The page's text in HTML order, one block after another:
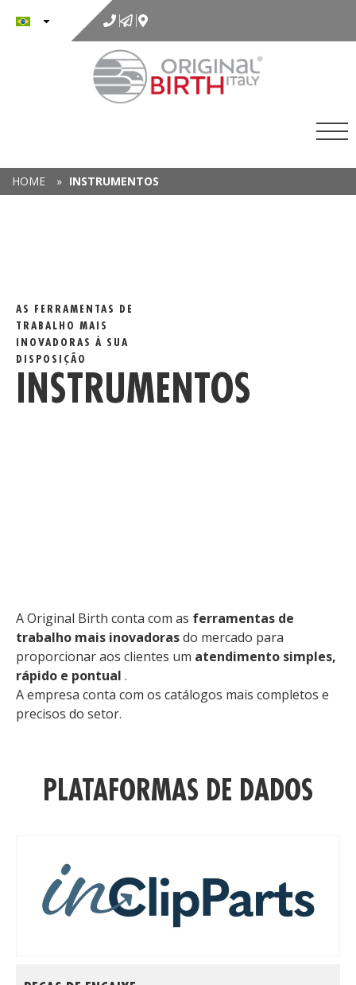
o
HOME » INSTRUMENTOS
AS FERRAMENTAS DE
TRABALHO MAIS
INOVADORAS À SUA
DISPOSIÇÃO
INSTRUMENTOS
A Original Birth conta com as ferramentas de
trabalho mais inovadorasdo mercado para
proporcionar aos clientes um atendimento simples,
rápido e pontual .
A empresa conta com os catálogos mais completos e
precisos do setor.
PLATAFORMAS DE DADOS